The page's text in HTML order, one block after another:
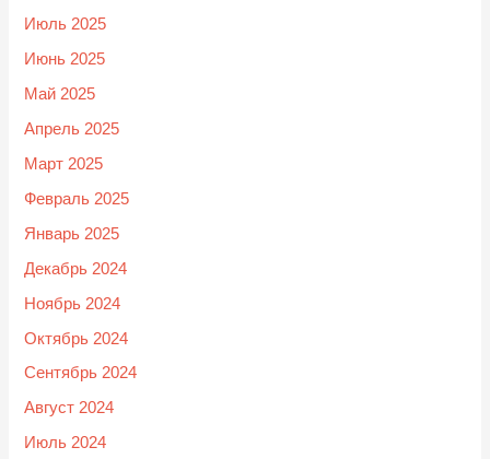
Июль 2025
Июнь 2025
Май 2025
Апрель 2025
Март 2025
Февраль 2025
Январь 2025
Декабрь 2024
Ноябрь 2024
Октябрь 2024
Сентябрь 2024
Август 2024
Июль 2024